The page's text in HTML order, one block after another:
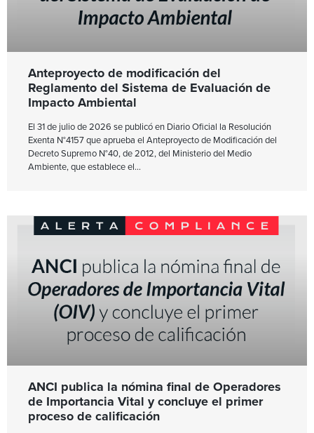
Anteproyecto de modificación del
Reglamento del Sistema de Evaluación de
Impacto Ambiental
El 31 de julio de 2026 se publicó en Diario Oficial la Resolución
Exenta N°4157 que aprueba el Anteproyecto de Modificación del
Decreto Supremo N°40, de 2012, del Ministerio del Medio
Ambiente, que establece el
ANCI publica la nómina final de Operadores
de Importancia Vital y concluye el primer
proceso de calificación